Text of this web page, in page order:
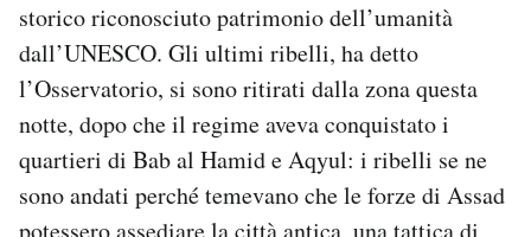
Area Personale
Newsletter
Notifiche mobile
Regala il Post
Hai bisogno di aiuto?
storico riconosciuto patrimonio dell’umanità
dall’UNESCO. Gli ultimi ribelli, ha detto
l’Osservatorio, si sono ritirati dalla zona questa
notte, dopo che il regime aveva conquistato i
quartieri di Bab al Hamid e Aqyul: i ribelli se ne
sono andati perché temevano che le forze di Assad